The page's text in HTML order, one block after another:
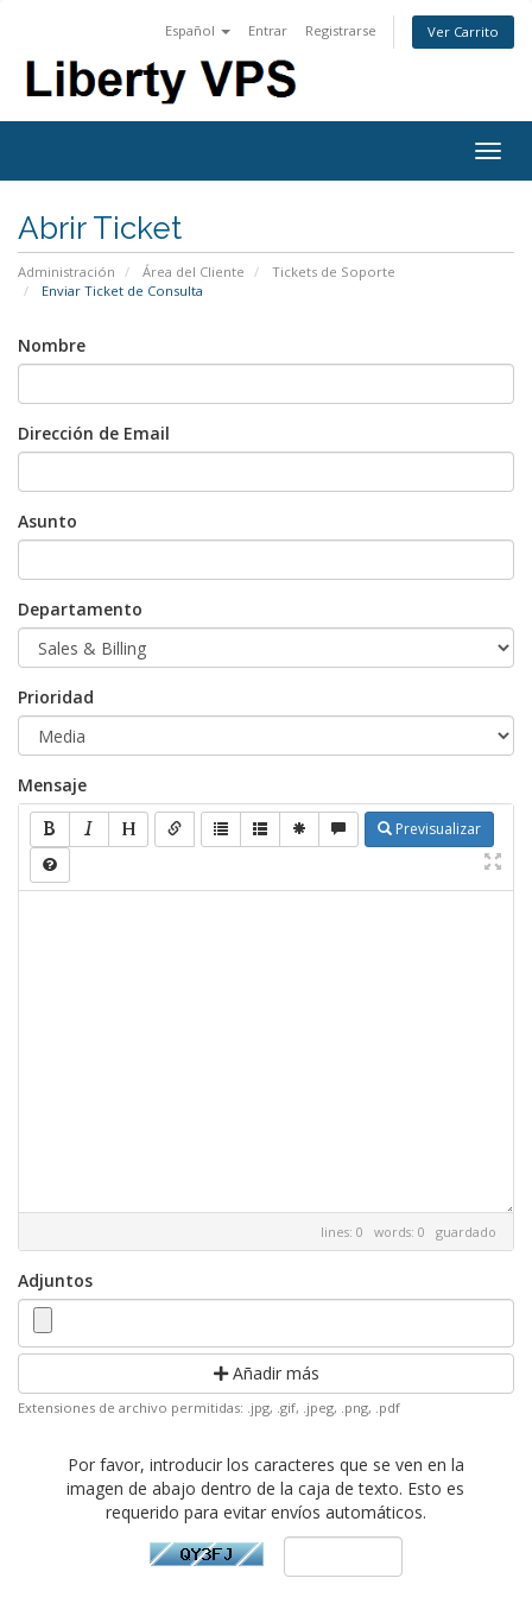
Español Entrar Registrarse Ver Carrito
Abrir Ticket
Administración Área del Cliente
Tickets de Soporte
Enviar Ticket de Consulta
Nombre
Dirección de Email
Asunto
Departamento
Prioridad
Mensaje
Previsualizar
lines: 0 words: 0 guardado
Adjuntos
Añadir más
Extensiones de archivo permitidas: .jpg, .gif, .jpeg, .png, .pdf
Por favor, introducir los caracteres que se ven en la
imagen de abajo dentro de la caja de texto. Esto es
requerido para evitar envíos automáticos.